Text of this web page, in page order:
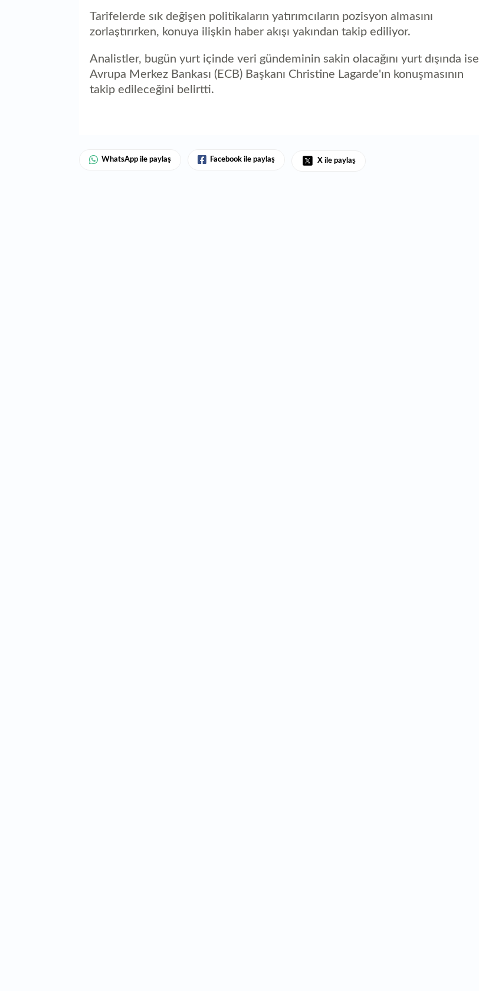
Tarifelerde sık değişen politikaların yatırımcıların pozisyon almasını
zorlaştırırken, konuya ilişkin haber akışı yakından takip ediliyor.
Analistler, bugün yurt içinde veri gündeminin sakin olacağını yurt dışında ise
Avrupa Merkez Bankası (ECB) Başkanı Christine Lagarde'ın konuşmasının
takip edileceğini belirtti.
WhatsApp ile paylaş Facebook ile paylaş X ile paylaş